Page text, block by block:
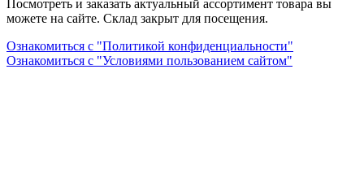
Посмотреть и заказать актуальный ассортимент товара вы
можете на сайте. Склад закрыт для посещения.
Ознакомиться с "Политикой конфиденциальности"
Ознакомиться с "Условиями пользованием сайтом"